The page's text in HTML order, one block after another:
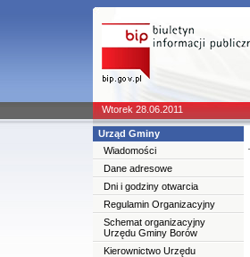
Wtorek 28.06.2011
Urząd Gminy
Wiadomości
Dane adresowe
Dni i godziny otwarcia
Regulamin Organizacyjny
Schemat organizacyjny
Urzędu Gminy Borów
Kierownictwo Urzędu